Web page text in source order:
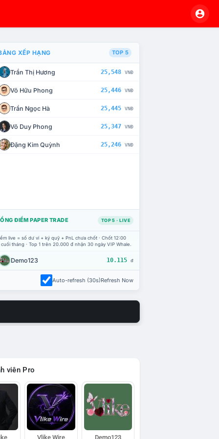
CHẾ TÀI XỬ LÝ VI PHẠM
XẾP HẠNG TOP 5
Trần Thị Hương 25,548 VNĐ
Võ Hữu Phong 25,446 VNĐ
Trần Ngọc Hà 25,445 VNĐ
Võ Duy Phong 25,347 VNĐ
Đặng Kim Quỳnh 25,246 VNĐ
ĐIỂM PAPER TRADE TOP 5 · LIVE
live = số dư ví + ký quỹ + PnL chưa chốt · Chốt 12:00
tháng · Top 1 trên 20.000 đ nhận 30 ngày VIP Whale.
Demo123 10.115 đ
Auto-refresh (30s)Refresh Now
viên Pro
Vlike Wire Demo123